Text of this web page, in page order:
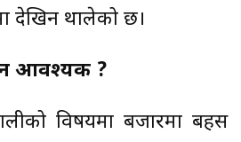
देखिन थालेको छ।
आवश्यक ?
विषयमा बजारमा बहस